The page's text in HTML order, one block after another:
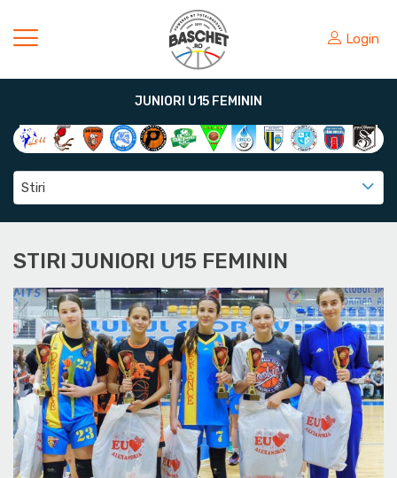
Login
JUNIORI U15 FEMININ
Stiri
STIRI JUNIORI U15 FEMININ